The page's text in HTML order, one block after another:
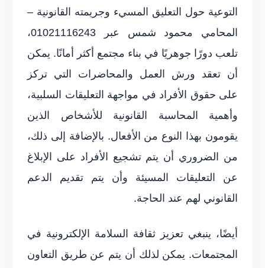
التوعية حول التعليق المسيء وجريمته القانونية –
المحامي محمود شمس عبر 01021116243،
تلعب دورًا جوهريًا في بناء مجتمع أكثر أمانًا. يمكن
أن تعقد ورش العمل والمحاضرات التي تركز
على حقوق الأفراد في مواجهة التعليقات السلبية،
وأهمية المحاسبة القانونية للأشخاص الذين
يقومون بهذا النوع من الأفعال. بالإضافة إلى ذلك،
من الضروري أن يتم تشجيع الأفراد على الإبلاغ
عن التعليقات المسيئة وأن يتم تقديم الدعم
القانوني لهم عند الحاجة.
أيضًا، ينبغي تعزيز ثقافة السلامة الإلكترونية في
المجتمعات. يمكن لذلك أن يتم عن طريق التعاون